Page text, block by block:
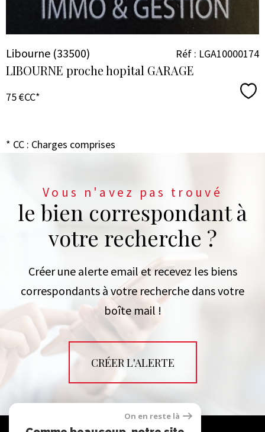
Libourne (33500)
LIBOURNE proche hopital GARAGE
Réf : LGA10000174
75 €CC*
* CC : Charges comprises
Vous n'avez pas trouvé
le bien correspondant à
votre recherche ?
Créer une alerte email et recevez les biens
correspondants à votre recherche dans votre
boîte mail !
CRÉER L'ALERTE
On en reste là